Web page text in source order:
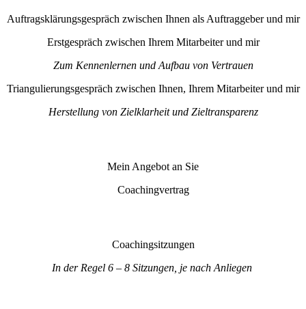
Auftragsklärungsgespräch zwischen Ihnen als Auftraggeber und mir
Erstgespräch zwischen Ihrem Mitarbeiter und mir
Zum Kennenlernen und Aufbau von Vertrauen
Triangulierungsgespräch zwischen Ihnen, Ihrem Mitarbeiter und mir
Herstellung von Zielklarheit und Zieltransparenz
Mein Angebot an Sie
Coachingvertrag
Coachingsitzungen
In der Regel 6 – 8 Sitzungen, je nach Anliegen